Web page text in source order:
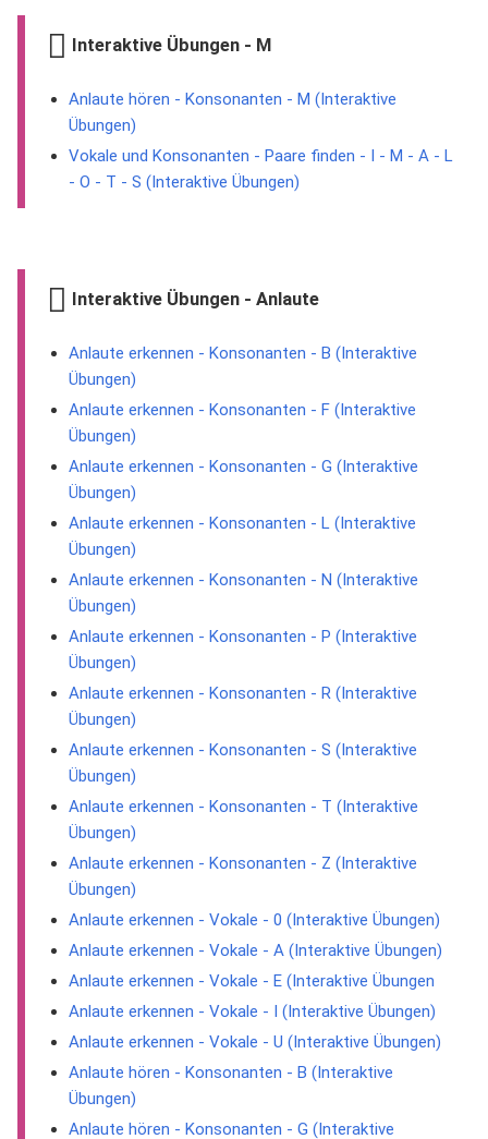
Interaktive Übungen - M
Anlaute hören - Konsonanten - M (Interaktive
Übungen)
Vokale und Konsonanten - Paare finden - I - M - A - L
- O - T - S (Interaktive Übungen)
Interaktive Übungen - Anlaute
Anlaute erkennen - Konsonanten - B (Interaktive
Übungen)
Anlaute erkennen - Konsonanten - F (Interaktive
Übungen)
Anlaute erkennen - Konsonanten - G (Interaktive
Übungen)
Anlaute erkennen - Konsonanten - L (Interaktive
Übungen)
Anlaute erkennen - Konsonanten - N (Interaktive
Übungen)
Anlaute erkennen - Konsonanten - P (Interaktive
Übungen)
Anlaute erkennen - Konsonanten - R (Interaktive
Übungen)
Anlaute erkennen - Konsonanten - S (Interaktive
Übungen)
Anlaute erkennen - Konsonanten - T (Interaktive
Übungen)
Anlaute erkennen - Konsonanten - Z (Interaktive
Übungen)
Anlaute erkennen - Vokale - 0 (Interaktive Übungen)
Anlaute erkennen - Vokale - A (Interaktive Übungen)
Anlaute erkennen - Vokale - E (Interaktive Übungen
Anlaute erkennen - Vokale - I (Interaktive Übungen)
Anlaute erkennen - Vokale - U (Interaktive Übungen)
Anlaute hören - Konsonanten - B (Interaktive
Übungen)
Anlaute hören - Konsonanten - G (Interaktive